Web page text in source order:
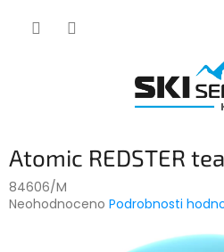
Atomic REDSTER
84606/M
Průměrné
Neohodnoceno Podrobnosti